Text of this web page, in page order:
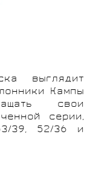
выглядит
Кампы
свои
серии,
39, 52/36 и